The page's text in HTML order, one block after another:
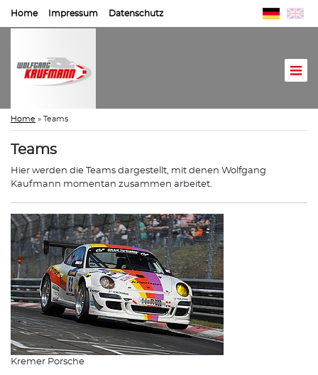
Home Impressum Datenschutz
Home » Teams
Teams
Hier werden die Teams dargestellt, mit denen Wolfgang
Kaufmann momentan zusammen arbeitet.
Kremer Porsche